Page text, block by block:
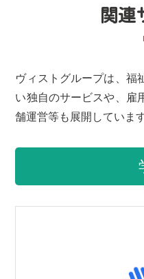
関連
ヴィストグループは、福
い独自のサービスや、雇
舗運営等も展開しています